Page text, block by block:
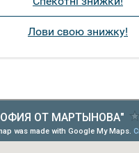
Лови свою знижку!